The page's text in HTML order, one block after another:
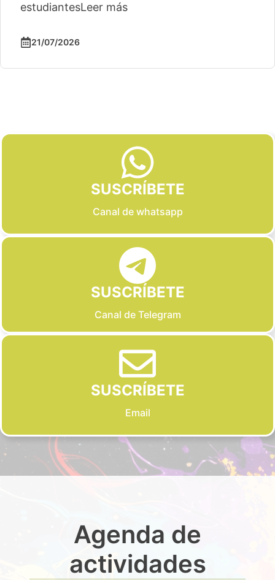
estudiantesLeer más
21/07/2026
SUSCRÍBETE
Canal de whatsapp
SUSCRÍBETE
Canal de Telegram
SUSCRÍBETE
Email
Agenda de
actividades